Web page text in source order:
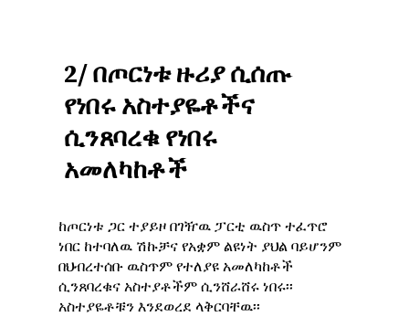
2/በጦርነቱ ዙሪያ ሲሰጡ
የነበሩ አስተያዬቶችና
ሲንጸባረቁ የነበሩ
አመለካከቶች
ከጦርነቱ ጋር ተያይዞ በገዥዉ ፓርቲ ዉስጥ ተፈጥሮ
ነበር ከተባለዉ ሽኩቻና የአቋም ልዩነት ያህል ባይሆንም
በህብረተሰቡ ዉስጥም የተለያዩ አመለካከቶች
ሲንጸባረቁና አስተያቶችም ሲንሸራሸሩ ነበሩ፡፡
አስተያዬቶቹን እንደወረደ ላቅርባቸዉ፡፡